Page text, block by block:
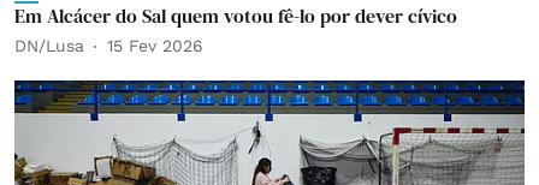
Em Alcácer do Sal quem votou fê-lo por dever cívico
DN/Lusa 15 Fev 2026